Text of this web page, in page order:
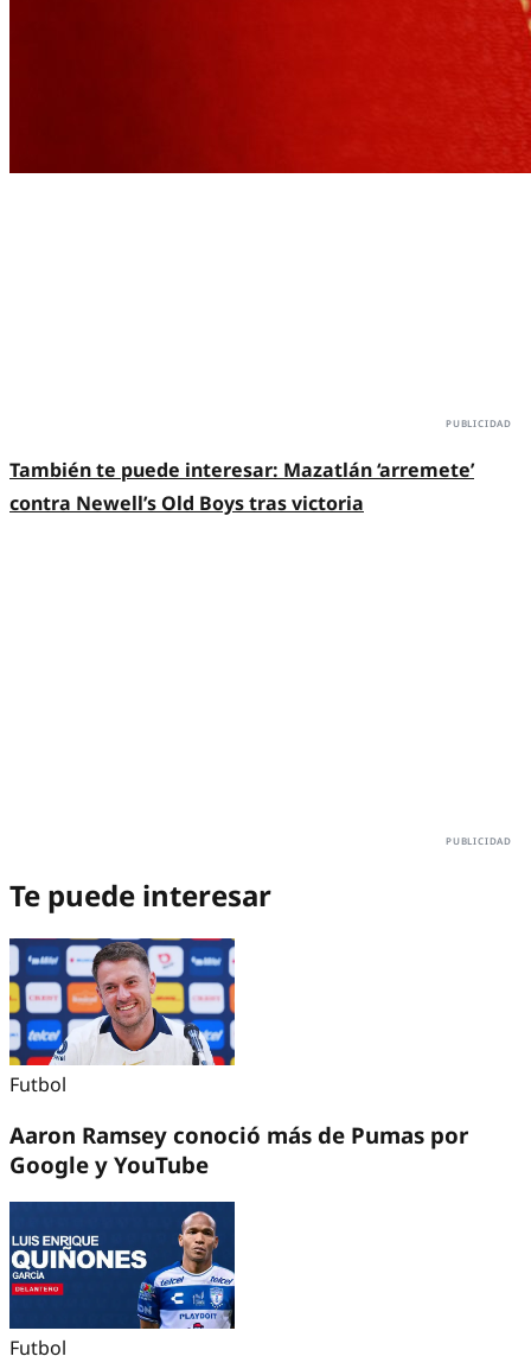
También te puede interesar: Mazatlán ‘arremete’
contra Newell’s Old Boys tras victoria
Te puede interesar
Futbol
Aaron Ramsey conoció más de Pumas por
Google y YouTube
Futbol